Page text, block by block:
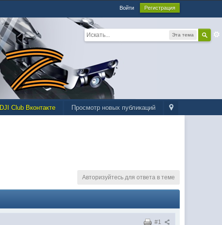
Войти Регистрация
Эта тема
Просмотр новых публикаций
DJI Club Вконтакте
Авторизуйтесь для ответа в теме
#1